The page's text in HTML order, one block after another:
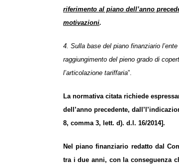
riferimento al piano dell’anno
motivazioni.
4. Sulla base del piano finanziario
raggiungimento del pieno grado di
l’articolazione tariffaria”.
La normativa citata richiede
dell’anno precedente,
8, comma 3, lett. d). d.l. 16/2014].
Nel piano finanziario redatto dal
tra i due anni, con la conseguenza